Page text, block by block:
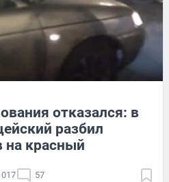
отказался: в
разбил
на красный
57